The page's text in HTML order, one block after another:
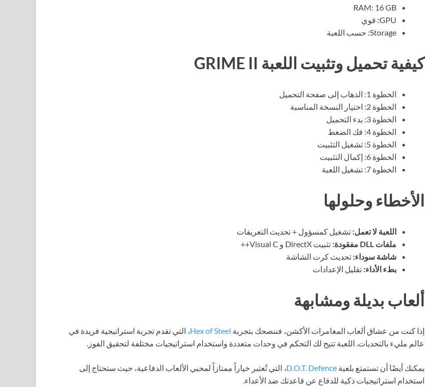
RAM: 16 GB
GPU: قوي
Storage: حسب اللعبة
كيفية تحميل وتثبيت اللعبة GRIME II
الخطوة 1: الذهاب إلى صفحة التحميل
الخطوة 2: اختيار النسخة المناسبة
الخطوة 3: بدء التحميل
الخطوة 4: فك الضغط
الخطوة 5: تشغيل التثبيت
الخطوة 6: إكمال التثبيت
الخطوة 7: تشغيل اللعبة
الأخطاء وحلولها
اللعبة لا تعمل: تشغيل كمسؤول + تحديث التعريفات
ملفات DLL مفقودة:
تثبيت DirectX و Visual C++
شاشة سوداء: تحديث كرت الشاشة
بطء الأداء: تقليل الإعدادات
ألعاب بديلة ومشابهة
إذا كنت من عشاق ألعاب المغامرات الأكشن، فننصحك بتجربة Hex of Steel، التي تقدم تجربة استراتيجية فريدة في
عالم مليء بالتحديات. اللعبة تتيح لك التحكم في وحدات متعددة واستخدام استراتيجيات مختلفة لتحقيق الفوز.
يمكنك أيضًا أن تستمتع بلعبة D.O.T. Defence، التي تُعتبر خياراً ممتازاً لمحبي الألعاب الدفاعية، حيث ستحتاج إلى
استخدام استراتيجيات ذكية للدفاع عن قاعدتك ضد الأعداء.